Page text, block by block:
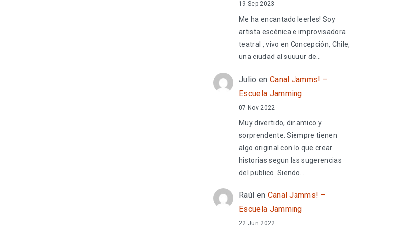
19 Sep 2023
Me ha encantado leerles! Soy
artista escénica e improvisadora
teatral , vivo en Concepción, Chile,
una ciudad al suuuur de…
Julio en Canal Jamms! –
Escuela Jamming
07 Nov 2022
Muy divertido, dinamico y
sorprendente. Siempre tienen
algo original con lo que crear
historias segun las sugerencias
del publico. Siendo…
Raúl en Canal Jamms! –
Escuela Jamming
22 Jun 2022